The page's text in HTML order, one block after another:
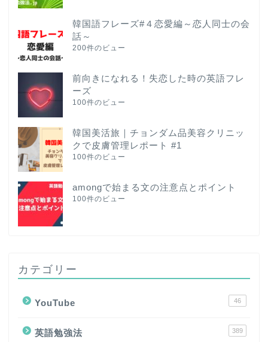
韓国語フレーズ#４恋愛編～恋人同士の会
話～
200件のビュー
前向きになれる！失恋した時の英語フレ
ーズ
100件のビュー
韓国美活旅｜チョンダム品美容クリニッ
クで皮膚管理レポート #1
100件のビュー
amongで始まる文の注意点とポイント
100件のビュー
カテゴリー
YouTube 46
英語勉強法 389